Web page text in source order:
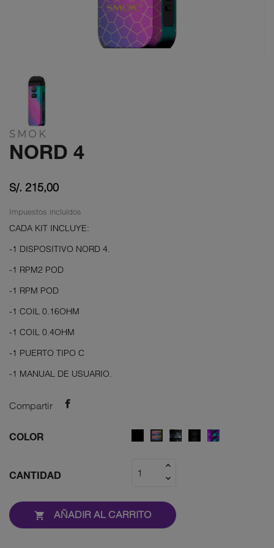
SMOK
NORD 4
S/. 215,00
Impuestos incluidos
CADA KIT INCLUYE:
-1 DISPOSITIVO NORD 4.
-1 RPM2 POD
-1 RPM POD
-1 COIL 0.16OHM
-1 COIL 0.4OHM
-1 PUERTO TIPO C
-1 MANUAL DE USUARIO.
Compartir
COLOR BLACK
7
Fluid
BLACK
7
CANTIDAD
 AÑADIR AL CARRITO